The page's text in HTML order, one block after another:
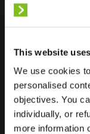
This website
We use cookies
personalised
objectives. You
individually, or
more information